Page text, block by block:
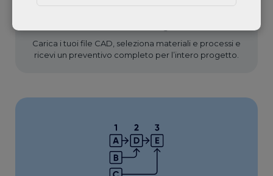
Carica i tuoi file CAD, seleziona materiali e processi e
ricevi un preventivo completo per l’intero progetto.